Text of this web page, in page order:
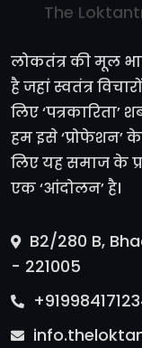
The
लोकतंत्र की मूल
है जहां स्वतंत्र
लिए
हम इसे ‘प्रोफेशन’
लिए यह समाज के
एक ‘आंदोलन’ है।
B2/280 B,
- 221005